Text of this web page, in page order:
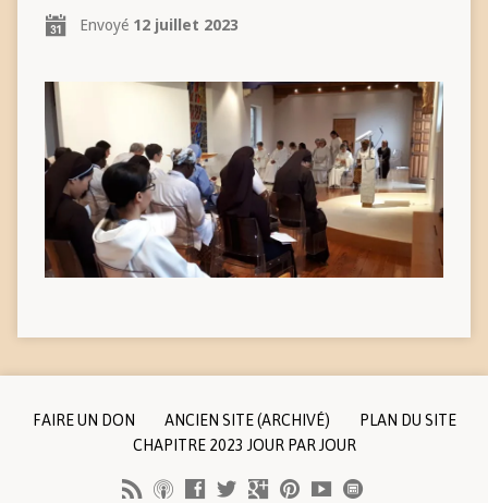
Envoyé 12 juillet 2023
FAIRE UN DON ANCIEN SITE (ARCHIVÉ)
PLAN DU SITE
CHAPITRE 2023 JOUR PAR JOUR